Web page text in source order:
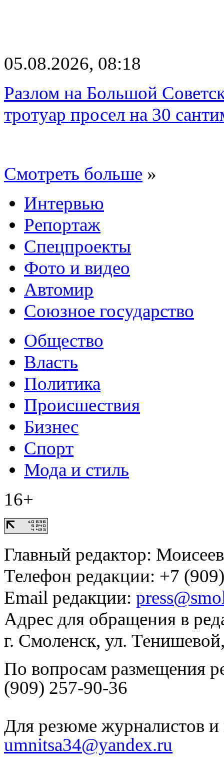
05.08.2026, 08:18
Разлом на Большой
тротуар просел на 30
Смотреть больше »
Интервью
Репортаж
Спецпроекты
Фото и видео
Автомир
Союзное государство
Общество
Власть
Политика
Происшествия
Бизнес
Спорт
Мода и стиль
16+
Главный редактор:
Телефон редакции: +7
Email редакции:
Адрес для обращения в
г. Смоленск, ул.
По вопросам размещения
(909) 257-90-36
Для резюме журналистов и
umnitsa34@yandex.ru